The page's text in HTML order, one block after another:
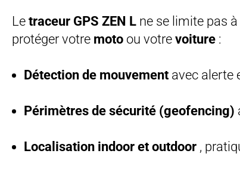
Le traceur GPS ZEN L ne se limite pas
protéger votre moto ou votre voiture :
Détection de mouvement avec alerte
Périmètres de sécurité (geofencing)
Localisation indoor et outdoor ,